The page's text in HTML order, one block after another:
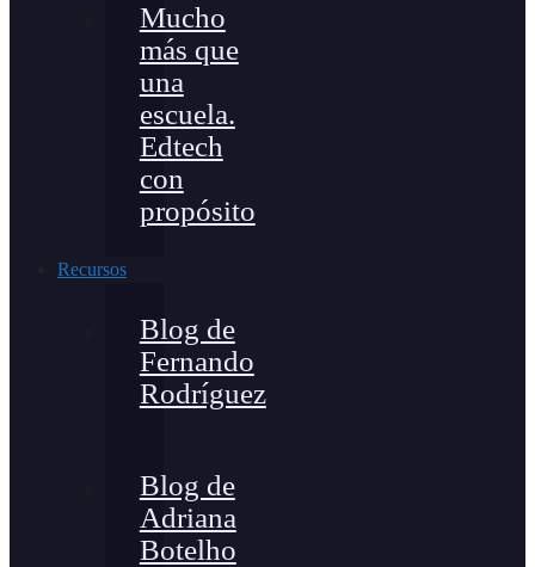
Mucho
más que
una
escuela.
Edtech
con
propósito
Recursos
Blog de
Fernando
Rodríguez
Blog de
Adriana
Botelho